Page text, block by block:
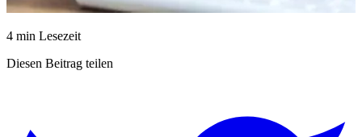
4 min Lesezeit
Diesen Beitrag teilen